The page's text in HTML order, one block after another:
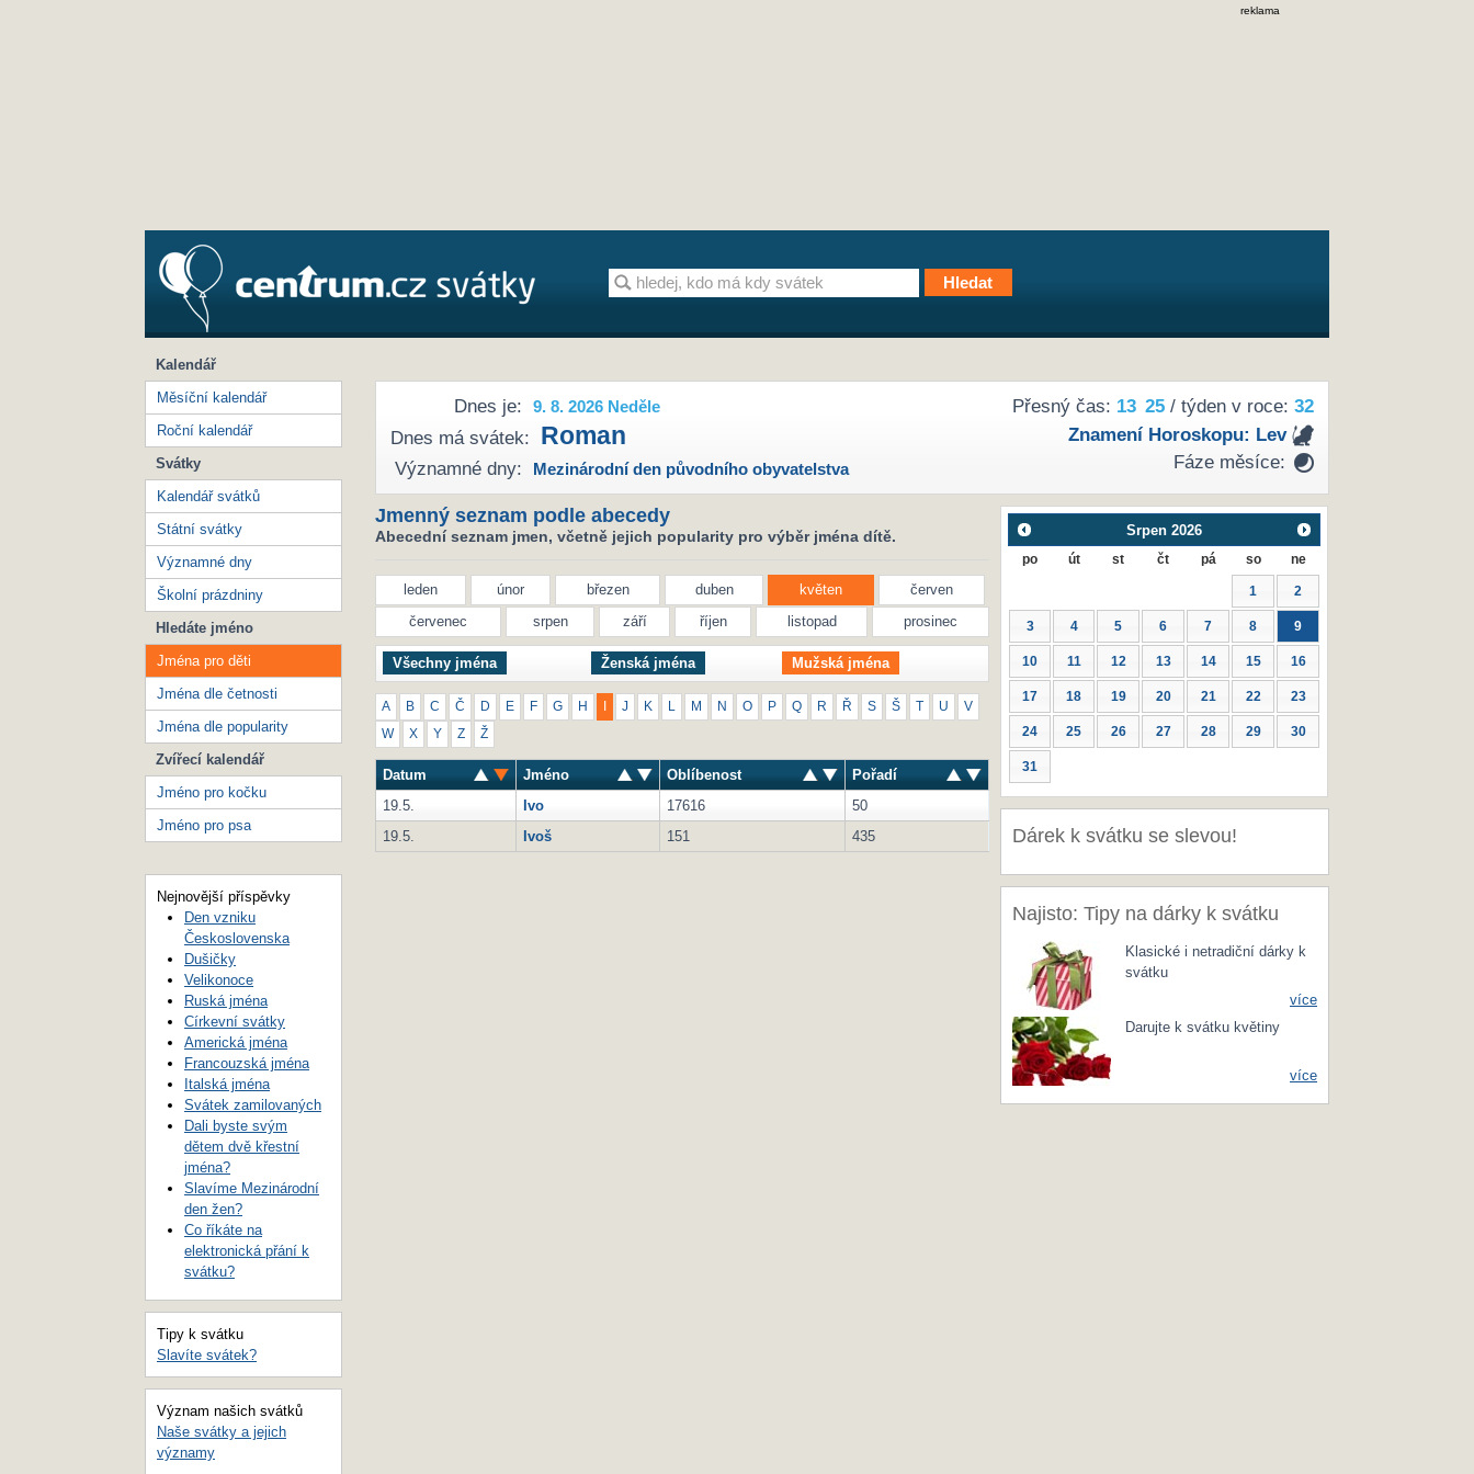
reklama
Přesný čas: 13 25/ týden v roce: 32
Znamení Horoskopu: Lev
Fáze měsíce:
Dnes je: 9. 8. 2026 Neděle
Dnes má svátek: Roman
Významné dny: Mezinárodní den původního obyvatelstva
Jmenný seznam podle abecedy
Abecední seznam jmen, včetně jejich popularity pro výběr jména dítě.
leden únor březen duben květen
červen
červenec
srpen září říjen listopad prosinec
Všechny jména Ženská jména Mužská jména
A B C Č D E F G H J K M N O P Q R Ř S Š T U V
W X Y Z Ž
Datum Jméno Oblíbenost
Pořadí
19.5.
Ivo 17616
50
19.5.
Ivoš 151 435
Srpen 2026
po út st čt pá so ne
1 2
3 4 5 6 7 8 9
10 11 12 13 14 15 16
17 18 19 20 21 22 23
24 25 26 27 28 29 30
31
Dárek k svátku se slevou!
Najisto: Tipy na dárky k svátku
Klasické i netradiční dárky k
svátku
více
Darujte k svátku květiny
více
Kalendář
Měsíční kalendář
Roční kalendář
Svátky
Kalendář svátků
Státní svátky
Významné dny
Školní prázdniny
Hledáte jméno
Jména pro děti
Jména dle četnosti
Jména dle popularity
Zvířecí kalendář
Jméno pro kočku
Jméno pro psa
Nejnovější příspěvky
Den vzniku
Československa
Dušičky
Velikonoce
Ruská jména
Církevní svátky
Americká jména
Francouzská jména
Italská jména
Svátek zamilovaných
Dali byste svým
dětem dvě křestní
jména?
Slavíme Mezinárodní
den žen?
Co říkáte na
elektronická přání k
svátku?
Tipy k svátku
Slavíte svátek?
Význam našich svátků
Naše svátky a jejich
významy